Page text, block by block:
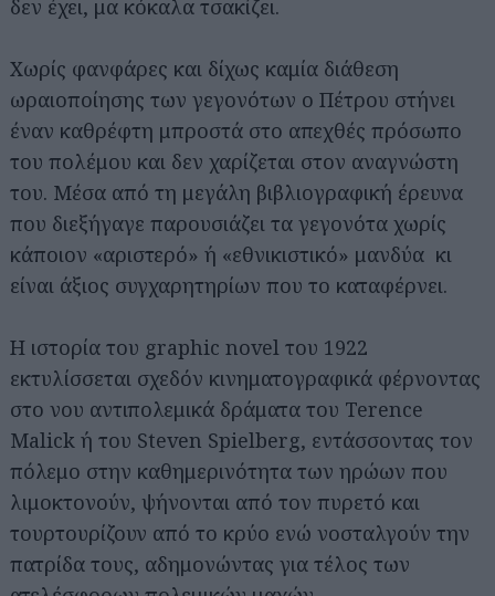
δεν έχει, μα κόκαλα τσακίζει.
Χωρίς φανφάρες και δίχως καμία διάθεση
ωραιοποίησης των γεγονότων ο Πέτρου στήνει
έναν καθρέφτη μπροστά στο απεχθές πρόσωπο
του πολέμου και δεν χαρίζεται στον αναγνώστη
του. Μέσα από τη μεγάλη βιβλιογραφική έρευνα
που διεξήγαγε παρουσιάζει τα γεγονότα χωρίς
κάποιον «αριστερό» ή «εθνικιστικό» μανδύα κι
είναι άξιος συγχαρητηρίων που το καταφέρνει.
Η ιστορία του graphic novel του 1922
εκτυλίσσεται σχεδόν κινηματογραφικά φέρνοντας
στο νου αντιπολεμικά δράματα του Terence
Malick ή του Steven Spielberg, εντάσσοντας τον
πόλεμο στην καθημερινότητα των ηρώων που
λιμοκτονούν, ψήνονται από τον πυρετό και
τουρτουρίζουν από το κρύο ενώ νοσταλγούν την
πατρίδα τους, αδημονώντας για τέλος των